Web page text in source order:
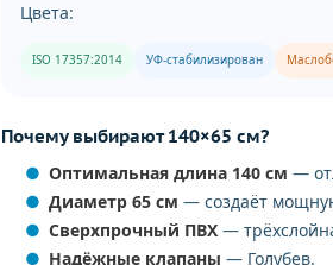
Цвета:
ISO 17357:2014 УФ-стабилизирован
Почему выбирают 140×65 см?
Оптимальная длина 140 см —
Диаметр 65 см — создаёт
Сверхпрочный ПВХ —
Надёжные клапаны — Голубев.